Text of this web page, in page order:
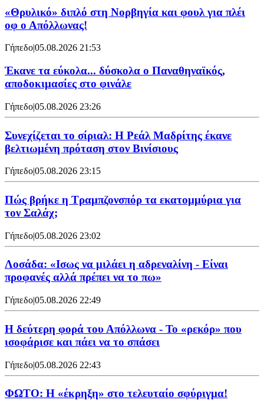
«Θρυλικό» διπλό στη Νορβηγία και φουλ για πλέι
οφ ο Απόλλωνας!
Γήπεδο|05.08.2026 21:53
Έκανε τα εύκολα... δύσκολα ο Παναθηναϊκός,
αποδοκιμασίες στο φινάλε
Γήπεδο|05.08.2026 23:26
Συνεχίζεται το σίριαλ: Η Ρεάλ Μαδρίτης έκανε
βελτιωμένη πρόταση στον Βινίσιους
Γήπεδο|05.08.2026 23:15
Πώς βρήκε η Τραμπζονσπόρ τα εκατομμύρια για
τον Σαλάχ;
Γήπεδο|05.08.2026 23:02
Λοσάδα: «Ισως να μιλάει η αδρεναλίνη - Είναι
προφανές αλλά πρέπει να το πω»
Γήπεδο|05.08.2026 22:49
Η δεύτερη φορά του Απόλλωνα - Το «ρεκόρ» που
ισοφάρισε και πάει να το σπάσει
Γήπεδο|05.08.2026 22:43
ΦΩΤΟ: Η «έκρηξη» στο τελευταίο σφύριγμα!